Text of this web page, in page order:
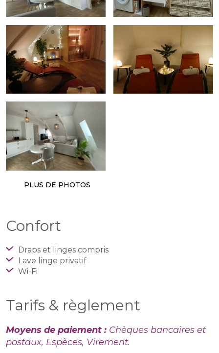
PLUS DE PHOTOS
Confort
Draps et linges compris
Lave linge privatif
Wi-Fi
Tarifs & règlement
Moyens de paiement : Chèques bancaires et
postaux, Espèces, Virement.